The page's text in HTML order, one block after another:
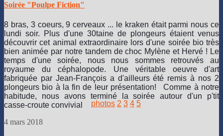
Soirée "Poulpe Fiction"
8 bras, 3 coeurs, 9 cerveaux ... le kraken était parmi nous ce
lundi soir. Plus d'une 30taine de plongeurs étaient venus
découvrir cet animal extraordinaire lors d'une soirée bio très
bien animée par notre tandem de choc Mylène et Hervé ! Le
temps d'une soirée, nous nous sommes retrouvés au
royaume du céphalopode. Une véritable oeuvre d'art
fabriquée par Jean-François a d'ailleurs été remis à nos 2
plongeurs bio à la fin de leur présentation!
Comme à notre
habitude, nous avons terminé la soirée autour d'un p'tit
casse-croute convivial
photos 2 3 4 5
4 mars 2018